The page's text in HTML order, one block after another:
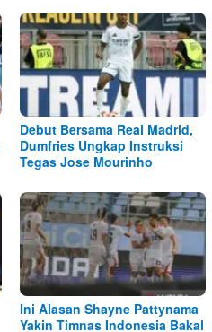
Debut Bersama Real Madrid,
Dumfries Ungkap Instruksi
Tegas Jose Mourinho
Ini Alasan Shayne Pattynama
Yakin Timnas Indonesia Bakal